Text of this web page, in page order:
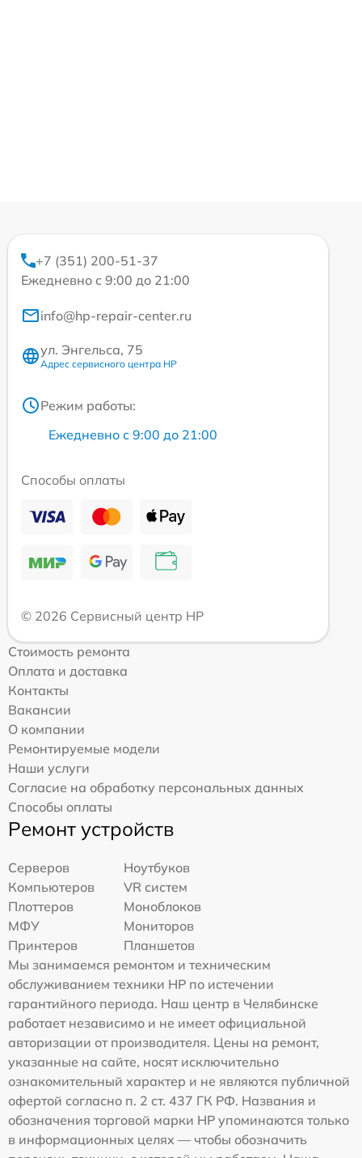
+7 (351) 200-51-37
Ежедневно с 9:00 до 21:00
info@hp-repair-center.ru
ул. Энгельса, 75
Адрес сервисного центра HP
Режим работы:
Ежедневно с 9:00 до 21:00
Способы оплаты
© 2026 Сервисный центр HP
Стоимость ремонта
Оплата и доставка
Контакты
Вакансии
О компании
Ремонтируемые модели
Наши услуги
Согласие на обработку персональных данных
Способы оплаты
Ремонт устройств
Серверов
Ноутбуков
Компьютеров
VR систем
Плоттеров
Моноблоков
МФУ
Мониторов
Принтеров
Планшетов
Мы занимаемся ремонтом и техническим
обслуживанием техники HP по истечении
гарантийного периода. Наш центр в Челябинске
работает независимо и не имеет официальной
авторизации от производителя. Цены на ремонт,
указанные на сайте, носят исключительно
ознакомительный характер и не являются публичной
офертой согласно п. 2 ст. 437 ГК РФ. Названия и
обозначения торговой марки HP упоминаются только
в информационных целях — чтобы обозначить